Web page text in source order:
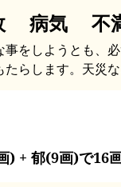
病気 不
事をしようとも、
たらします。天災
) + 郁(9画)で16